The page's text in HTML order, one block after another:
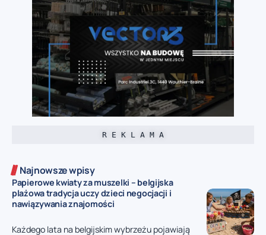
R E K L A M A
Najnowsze wpisy
Papierowe kwiaty za muszelki – belgijska
plażowa tradycja uczy dzieci negocjacji i
nawiązywania znajomości
Każdego lata na belgijskim wybrzeżu pojawiają